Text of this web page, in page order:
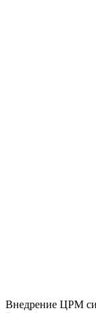
Внедрение ЦРМ